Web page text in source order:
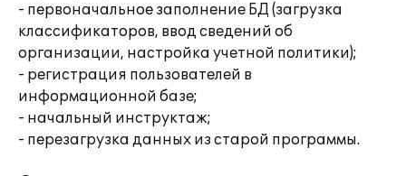
- первоначальное заполнение БД (загрузка
классификаторов, ввод сведений об
организации, настройка учетной политики);
- регистрация пользователей в
информационной базе;
- начальный инструктаж;
- перезагрузка данных из старой программы.